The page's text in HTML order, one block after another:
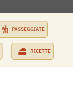
PASSEGGIATE
RICETTE